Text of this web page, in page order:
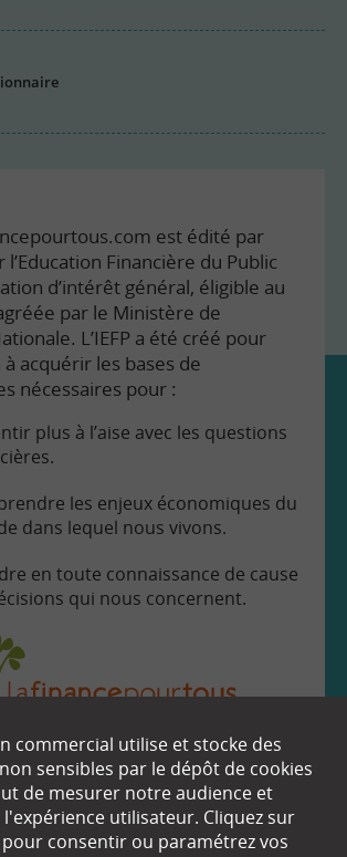
est édité par
l’Education Financière du Public
d’intérêt général, éligible au
par le Ministère de
L’IEFP a été créé pour
acquérir les bases de
nécessaires pour :
plus à l’aise avec les questions
les enjeux économiques du
dans lequel nous vivons.
en toute connaissance de cause
qui nous concernent.
EN SAVOIR
Qui sommes-nous ?
commercial utilise et stocke des
sensibles par le dépôt de cookies
de mesurer notre audience et
l'expérience utilisateur. Cliquez sur
consentir ou paramétrez vos